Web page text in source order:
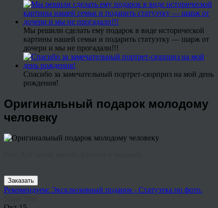
Мы решили сделать ему подарок в виде исторической
картины нашей семьи и подарить статуэтку — шарж от
дочери и мы не прогадали!!!
Спасибо за замечательный портрет-сюрприз на мой день
рождения!
Оригинальный подарок молодому
человеку
Заказать
Рекомендуем: Эксклюзивный подарок - Статуэтка по фото.